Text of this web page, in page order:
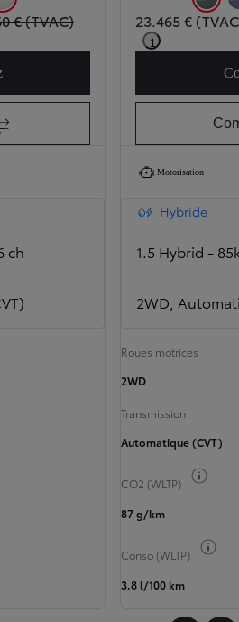
(1K3)
Pure White (040)
€ (TVAC)
Play
ch
23.465 €
1
Motorisation
Hybride
1.5 Hybrid -
2WD,
Roues motrices
2WD
Transmission
Automatique (CVT)
CO2 (WLTP)
87 g/km
Conso (WLTP)
3,8 l/100 km